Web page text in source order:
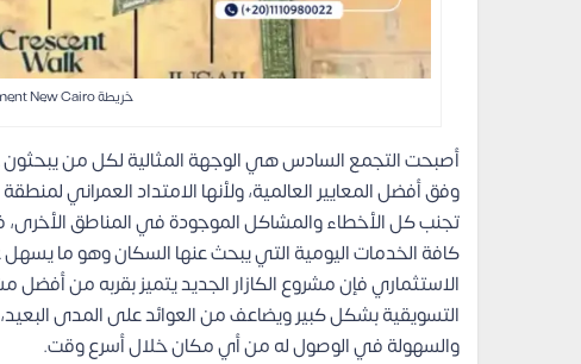
خريطة VEA 6th Settlement New Cairo
أصبحت التجمع السادس هي الوجهة المثالية لكل من
وفق أفضل المعايير العالمية، ولأنها الامتداد العمراني
تجنب كل الأخطاء والمشاكل الموجودة في المناطق
كافة الخدمات اليومية التي يبحث عنها السكان وهو ما
الاستثماري فإن مشروع الكازار الجديد يتميز بقربه من
التسويقية بشكل كبير ويضاعف من العوائد على المدى
والسهولة في الوصول له من أي مكان خلال أسرع وقت.